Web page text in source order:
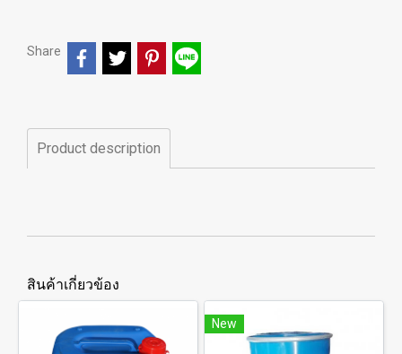
Share
Product description
สินค้าเกี่ยวข้อง
New